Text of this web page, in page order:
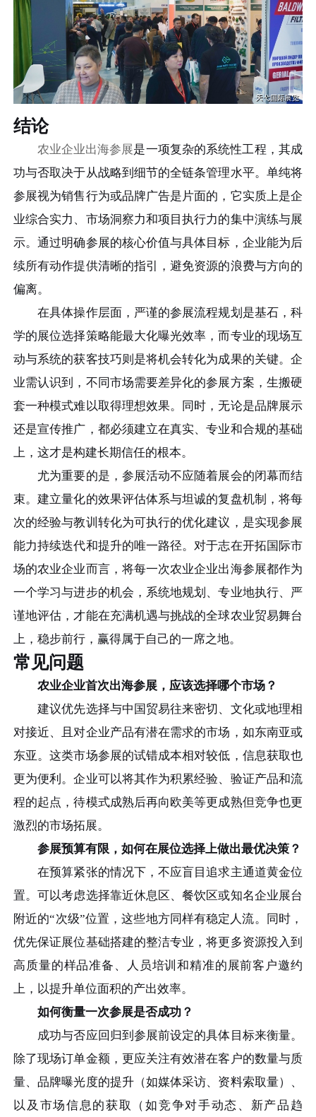
结论
农业企业出海参展是一项复杂的系统性工程，其成
功与否取决于从战略到细节的全链条管理水平。单纯将
参展视为销售行为或品牌广告是片面的，它实质上是企
业综合实力、市场洞察力和项目执行力的集中演练与展
示。通过明确参展的核心价值与具体目标，企业能为后
续所有动作提供清晰的指引，避免资源的浪费与方向的
偏离。
在具体操作层面，严谨的参展流程规划是基石，科
学的展位选择策略能最大化曝光效率，而专业的现场互
动与系统的获客技巧则是将机会转化为成果的关键。企
业需认识到，不同市场需要差异化的参展方案，生搬硬
套一种模式难以取得理想效果。同时，无论是品牌展示
还是宣传推广，都必须建立在真实、专业和合规的基础
上，这才是构建长期信任的根本。
尤为重要的是，参展活动不应随着展会的闭幕而结
束。建立量化的效果评估体系与坦诚的复盘机制，将每
次的经验与教训转化为可执行的优化建议，是实现参展
能力持续迭代和提升的唯一路径。对于志在开拓国际市
场的农业企业而言，将每一次农业企业出海参展都作为
一个学习与进步的机会，系统地规划、专业地执行、严
谨地评估，才能在充满机遇与挑战的全球农业贸易舞台
上，稳步前行，赢得属于自己的一席之地。
常见问题
农业企业首次出海参展，应该选择哪个市场？
建议优先选择与中国贸易往来密切、文化或地理相
对接近、且对企业产品有潜在需求的市场，如东南亚或
东亚。这类市场参展的试错成本相对较低，信息获取也
更为便利。企业可以将其作为积累经验、验证产品和流
程的起点，待模式成熟后再向欧美等更成熟但竞争也更
激烈的市场拓展。
参展预算有限，如何在展位选择上做出最优决策？
在预算紧张的情况下，不应盲目追求主通道黄金位
置。可以考虑选择靠近休息区、餐饮区或知名企业展台
附近的“次级”位置，这些地方同样有稳定人流。同时，
优先保证展位基础搭建的整洁专业，将更多资源投入到
高质量的样品准备、人员培训和精准的展前客户邀约
上，以提升单位面积的产出效率。
如何衡量一次参展是否成功？
成功与否应回归到参展前设定的具体目标来衡量。
除了现场订单金额，更应关注有效潜在客户的数量与质
量、品牌曝光度的提升（如媒体采访、资料索取量）、
以及市场信息的获取（如竞争对手动态、新产品趋